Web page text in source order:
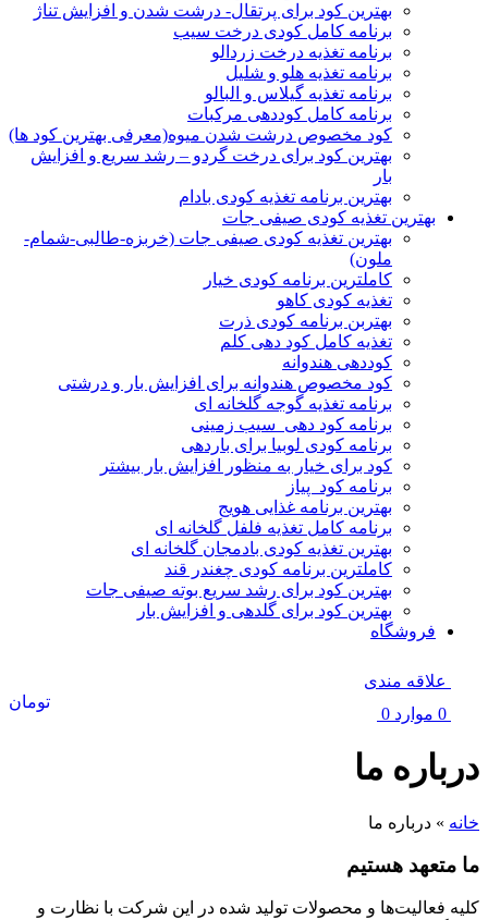
بهترین کود برای پرتقال- درشت شدن و افزایش تناژ
برنامه کامل کودی درخت سیب
برنامه تغذیه درخت زردالو
برنامه تغذیه هلو و شلیل
برنامه تغذیه گیلاس و البالو
برنامه کامل کوددهی مرکبات
کود مخصوص درشت شدن میوه(معرفی بهترین کود ها)
بهترین کود برای درخت گردو – رشد سریع و افزایش
بار
بهترین برنامه تغذیه کودی بادام
بهترین تغذیه کودی صیفی جات
بهترین تغذیه کودی صیفی جات (خربزه-طالبی-شمام-
ملون)
کاملترین برنامه کودی خیار
تغذیه کودی کاهو
بهتربن برنامه کودی ذرت
تغذیه کامل کود دهی کلم
کوددهی هندوانه
کود مخصوص هندوانه برای افزایش بار و درشتی
برنامه تغذیه گوجه گلخانه ای
برنامه کود دهی سیب زمینی
برنامه کودی لوبیا برای باردهی
کود برای خیار به منظور افزایش بار بیشتر
برنامه کود پیاز
بهترین برنامه غذایی هویج
برنامه کامل تغذیه فلفل گلخانه ای
بهترین تغذیه کودی بادمجان گلخانه ای
کاملترین برنامه کودی چغندر قند
بهترین کود برای رشد سریع بوته صیفی جات
بهترین کود برای گلدهی و افزایش بار
فروشگاه
علاقه مندی
0 موارد 0
تومان
درباره ما
خانه » درباره ما
ما متعهد هستیم
کلیه فعالیت‌ها و محصولات تولید شده در این شرکت با نظارت و